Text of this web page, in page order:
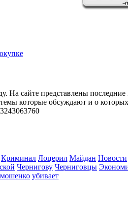
На сайте представлены
которые обсуждают и о
Криминал Лоцерил Майдан Новости
Чернигову Черниговцы
убивает